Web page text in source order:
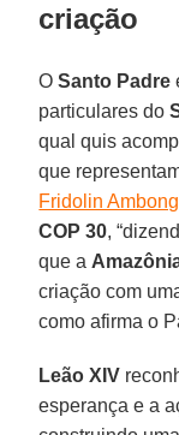
criação
OSanto Padre
particulares do
qual quis
que
Fridolin
COP 30,
que a
criação com
como afirma o
Leão XIV
esperança e a